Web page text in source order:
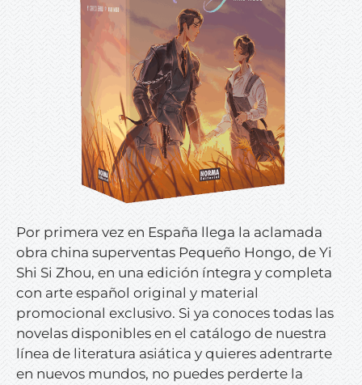
Por primera vez en España llega la aclamada
obra china superventas Pequeño Hongo, de Yi
Shi Si Zhou, en una edición íntegra y completa
con arte español original y material
promocional exclusivo. Si ya conoces todas las
novelas disponibles en el catálogo de nuestra
línea de literatura asiática y quieres adentrarte
en nuevos mundos, no puedes perderte la